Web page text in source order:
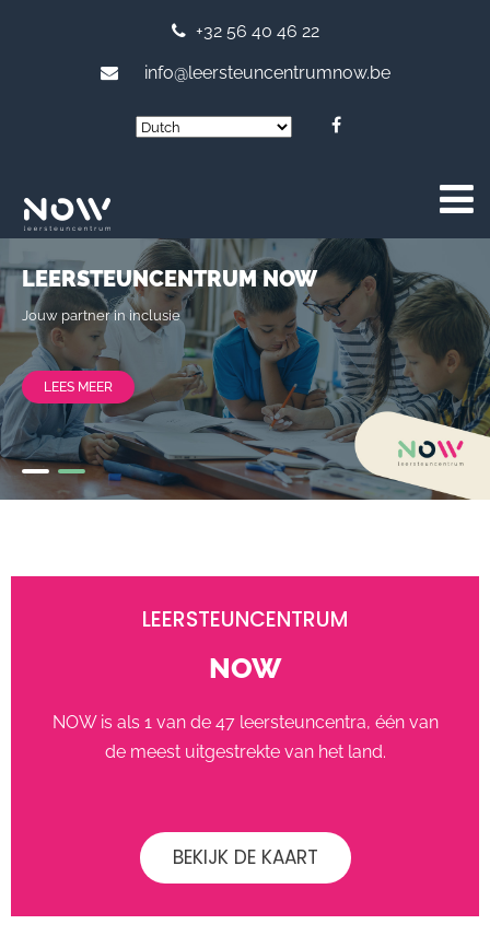
+32 56 40 46 22
info@leersteuncentrumnow.be
LEERSTEUNCENTRUM NOW
Bieden van leer-steun, jouw partner in inclusie
LEES MEER
LEERSTEUNCENTRUM
NOW
NOW is als 1 van de 47 leersteuncentra, één van
de meest uitgestrekte van het land.
BEKIJK DE KAART